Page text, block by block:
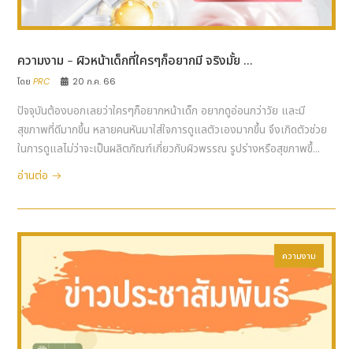
ความงาม - ผิวหน้าเด็กที่ใครๆก็อยากมี จริงมั้ย ...
โดยPRC 20 ก.ค. 66
ปัจจุบันต้องบอกเลยว่าใครๆก็อยากหน้าเด็ก อยากดูอ่อนกว่าวัย และมี
สุขภาพที่ดีมากขึ้น หลายคนหันมาใส่ใจการดูแลตัวเองมากขึ้น จึงเกิดตัวช่วย
ในการดูแลไม่ว่าจะเป็นผลิตภัณฑ์เกี่ยวกับผิวพรรณ รูปร่างหรือสุขภาพขึ้...
อ่านต่อ
ความงาม